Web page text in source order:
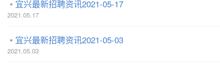
宜兴最新招聘资讯2021-05-17
2021.05.17
宜兴最新招聘资讯2021-05-03
2021.05.03